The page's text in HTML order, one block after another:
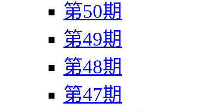
第50期
第49期
第48期
第47期